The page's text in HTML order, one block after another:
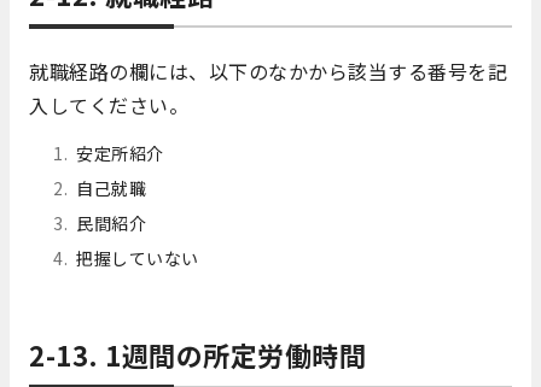
就職経路の欄には、以下のなかから該当する番号を記
入してください。
安定所紹介
自己就職
民間紹介
把握していない
2-13. 1週間の所定労働時間